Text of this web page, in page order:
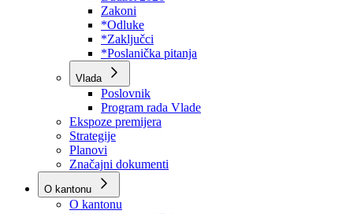
Poslovnik
Program rada Skupštine
Budžet 2026
Zakoni
*Odluke
*Zaključci
*Poslanička pitanja
Vlada
Poslovnik
Program rada Vlade
Ekspoze premijera
Strategije
Planovi
Značajni dokumenti